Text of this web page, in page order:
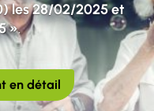
les 28/02/2025 et
».
en détail